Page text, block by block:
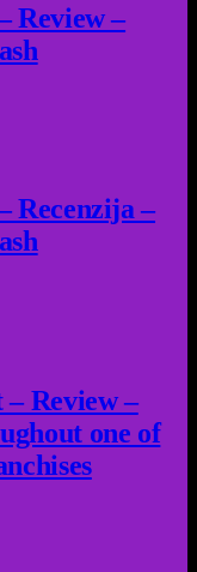
Review –
Recenzija –
Review –
one of